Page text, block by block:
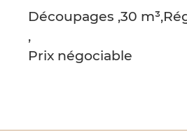
Découpages ,30
,
Prix négociable